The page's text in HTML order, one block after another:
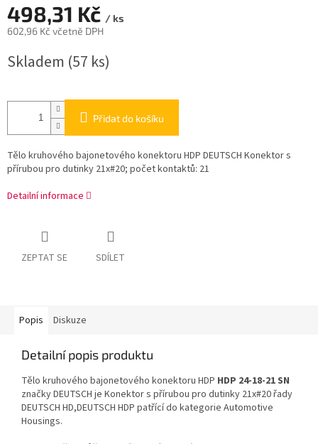
498,31 Kč / ks
602,96 Kč včetně DPH
cena:
Skladem (57 ks)
Přidat do košíku
Tělo kruhového bajonetového konektoru HDP DEUTSCH Konektor s
přírubou pro dutinky 21x#20; počet kontaktů: 21
Detailní informace
ZEPTAT SE SDÍLET
Popis Diskuze
Detailní popis produktu
Tělo kruhového bajonetového konektoru HDP HDP 24-18-21 SN
značky DEUTSCH je Konektor s přírubou pro dutinky 21x#20 řady
DEUTSCH HD,DEUTSCH HDP patřící do kategorie Automotive
Housings.